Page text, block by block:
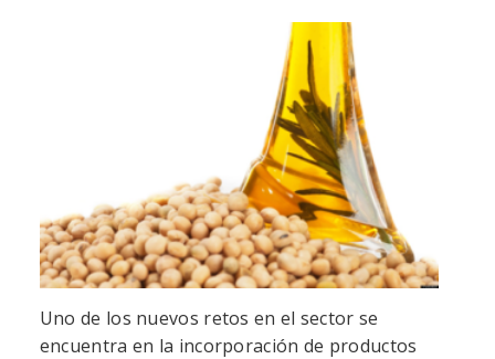
Uno de los nuevos retos en el sector se
encuentra en la incorporación de productos